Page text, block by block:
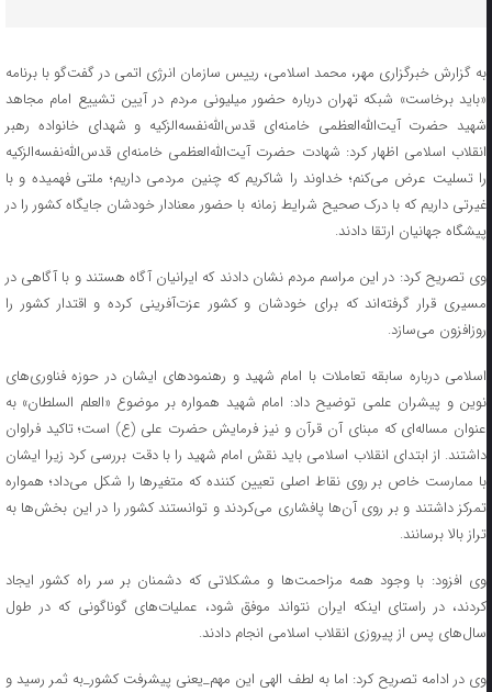
به گزارش خبرگزاری مهر، محمد اسلامی، رییس سازمان انرژی اتمی در گفت‌گو با برنامه
«باید برخاست» شبکه تهران درباره حضور میلیونی مردم در آیین تشییع امام مجاهد
شهید حضرت آیت‌الله‌العظمی خامنه‌ای قدس‌الله‌نفسه‌الزکیه و شهدای خانواده‌ رهبر
انقلاب اسلامی اظهار کرد: شهادت حضرت آیت‌الله‌العظمی خامنه‌ای قدس‌الله‌نفسه‌الزکیه
را تسلیت عرض می‌کنم؛ خداوند را شاکریم که چنین مردمی داریم؛ ملتی فهمیده و با
غیرتی داریم که با درک صحیح شرایط زمانه با حضور معنادار خودشان جایگاه کشور را در
پیشگاه جهانیان ارتقا دادند.
وی تصریح کرد: در این مراسم مردم نشان دادند که ایرانیان آگاه هستند و با آگاهی در
مسیری قرار گرفته‌اند که برای خودشان و کشور عزت‌آفرینی کرده و اقتدار کشور را
روزافزون می‌سازد.
اسلامی درباره سابقه تعاملات با امام شهید و رهنمودهای ایشان در حوزه فناوری‌های
نوین و پیشران علمی توضیح داد: امام شهید همواره بر موضوع «العلم السلطان» به
عنوان مساله‌ای که مبنای آن قرآن و نیز فرمایش حضرت علی‌ (ع) است؛ تاکید فراوان
داشتند. از ابتدای انقلاب اسلامی باید نقش امام شهید را با دقت بررسی کرد زیرا ایشان
با ممارست خاص بر روی نقاط اصلی تعیین کننده که متغیرها را شکل می‌داد؛ همواره
تمرکز داشتند و بر روی آن‌ها پافشاری می‌کردند و توانستند کشور را در این بخش‌ها به
تراز بالا برسانند.
وی افزود: با وجود همه مزاحمت‌ها و مشکلاتی که دشمنان بر سر راه کشور ایجاد
کردند، در راستای اینکه ایران نتواند موفق شود، عملیات‌های گوناگونی که در طول
سال‌های پس از پیروزی انقلاب اسلامی انجام دادند.
وی در ادامه تصریح کرد: اما به لطف الهی این مهم_یعنی پیشرفت کشور_به ثمر رسید و